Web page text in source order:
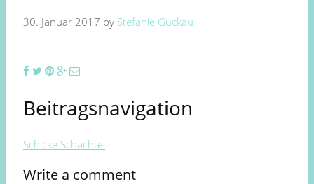
30. Januar 2017 by Stefanie Guckau
Beitragsnavigation
Schicke Schachtel
Write a comment